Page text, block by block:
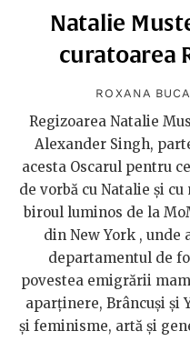
Natalie
curatoarea
ROXANA
Regizoarea Natalie
Alexander Singh,
acesta Oscarul pentru
de vorbă cu Natalie și
biroul luminos de la
din New York , unde
departamentul de
povestea emigrării
aparținere, Brâncuși și
și feminisme, artă și